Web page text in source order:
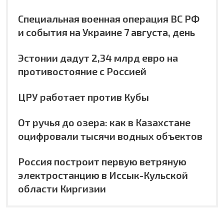
Специальная военная операция ВС РФ
и события на Украине 7 августа, день
Эстонии дадут 2,34 млрд евро на
противостояние с Россией
ЦРУ работает против Кубы
От ручья до озера: как в Казахстане
оцифровали тысячи водных объектов
Россия построит первую ветряную
электростанцию в Иссык-Кульской
области Киргизии